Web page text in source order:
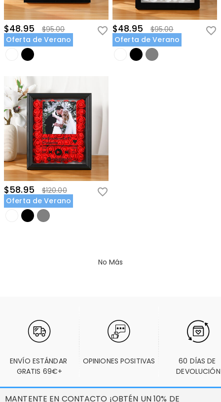
$48.95
$95.00
Oferta de Verano
$48.95
$95.00
Oferta de Verano
$58.95
$120.00
Oferta de Verano
No Más
ENVÍO ESTÁNDAR
GRATIS 69€+
OPINIONES POSITIVAS
60 DÍAS DE
DEVOLUCIÓN
MANTENTE EN CONTACTO ¡OBTÉN UN 10% DE